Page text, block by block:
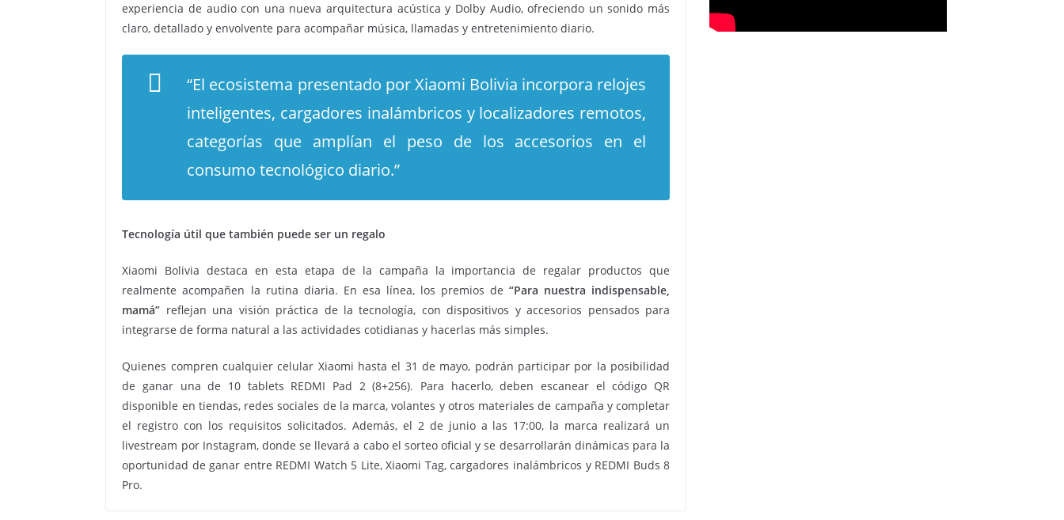
experiencia de audio con una nueva arquitectura acústica y Dolby Audio, ofreciendo un sonido más
claro, detallado y envolvente para acompañar música, llamadas y entretenimiento diario.
“El ecosistema presentado por Xiaomi Bolivia incorpora relojes
inteligentes, cargadores inalámbricos y localizadores remotos,
categorías que amplían el peso de los accesorios en el
consumo tecnológico diario.”
Tecnología útil que también puede ser un regalo
Xiaomi Bolivia destaca en esta etapa de la campaña la importancia de regalar productos que
realmente acompañen la rutina diaria. En esa línea, los premios de “Para nuestra indispensable,
mamá” reflejan una visión práctica de la tecnología, con dispositivos y accesorios pensados para
integrarse de forma natural a las actividades cotidianas y hacerlas más simples.
Quienes compren cualquier celular Xiaomi hasta el 31 de mayo, podrán participar por la posibilidad
de ganar una de 10 tablets REDMI Pad 2 (8+256). Para hacerlo, deben escanear el código QR
disponible en tiendas, redes sociales de la marca, volantes y otros materiales de campaña y completar
el registro con los requisitos solicitados. Además, el 2 de junio a las 17:00, la marca realizará un
livestream por Instagram, donde se llevará a cabo el sorteo oficial y se desarrollarán dinámicas para la
oportunidad de ganar entre REDMI Watch 5 Lite, Xiaomi Tag, cargadores inalámbricos y REDMI Buds 8
Pro.